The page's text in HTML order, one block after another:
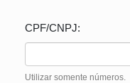
CPF/CNPJ:
Utilizar somente números.